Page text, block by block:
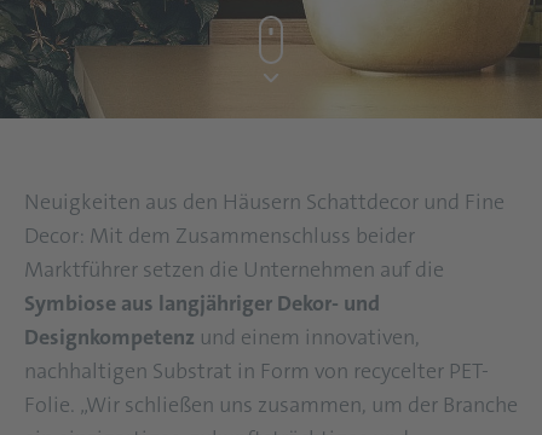
Neuigkeiten aus den Häusern Schattdecor und Fine
Decor: Mit dem Zusammenschluss beider
Marktführer setzen die Unternehmen auf die
Symbiose aus langjähriger Dekor- und
Designkompetenz und einem innovativen,
nachhaltigen Substrat in Form von recycelter PET-
Folie. „Wir schließen uns zusammen, um der Branche